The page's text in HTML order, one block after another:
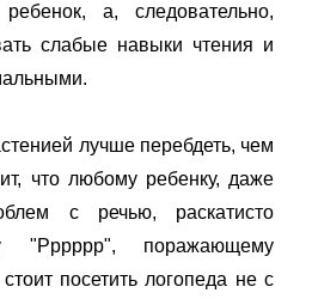
а, следовательно,
слабые навыки чтения и
лучше перебдеть, чем
что любому ребенку, даже
с речью, раскатисто
"Рррррр", поражающему
посетить логопеда не с